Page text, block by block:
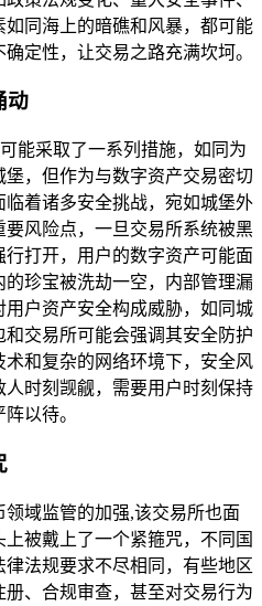
同海上的暗礁和风暴，都可能
定性，让交易之路充满坎坷。
动
能采取了一系列措施，如同为
，但作为与数字资产交易密切
着诸多安全挑战，宛如城堡外
风险点，一旦交易所系统被黑
打开，用户的数字资产可能面
的珍宝被洗劫一空，内部管理漏
户资产安全构成威胁，如同城
交易所可能会强调其安全防护
和复杂的网络环境下，安全风
时刻觊觎，需要用户时刻保持
以待。
域监管的加强,该交易所也面
被戴上了一个紧箍咒，不同国
法规要求不尽相同，有些地区
、合规审查，甚至对交易行为